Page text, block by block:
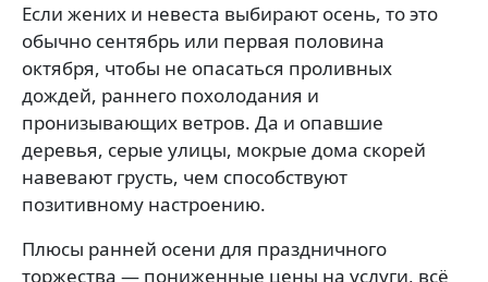
Если жених и невеста выбирают осень, то это
обычно сентябрь или первая половина
октября, чтобы не опасаться проливных
дождей, раннего похолодания и
пронизывающих ветров. Да и опавшие
деревья, серые улицы, мокрые дома скорей
навевают грусть, чем способствуют
позитивному настроению.
Плюсы ранней осени для праздничного
торжества — пониженные цены на услуги, всё